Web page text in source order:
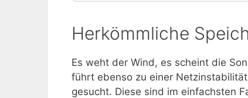
Herkömmliche
Es weht der Wind, es scheint die
führt ebenso zu einer
gesucht. Diese sind im einfachsten